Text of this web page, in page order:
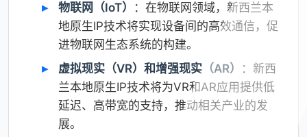
物联网（IoT）
：在物联网领域，新西兰本
地原生IP技术将实现设备间的高效通信，促
进物联网生态系统的构建。
虚拟现实（VR）和增强现实（AR）
：新西
兰本地原生IP技术将为VR和AR应用提供低
延迟、高带宽的支持，推动相关产业的发
展。